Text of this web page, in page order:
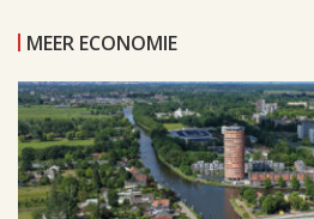
MEER ECONOMIE